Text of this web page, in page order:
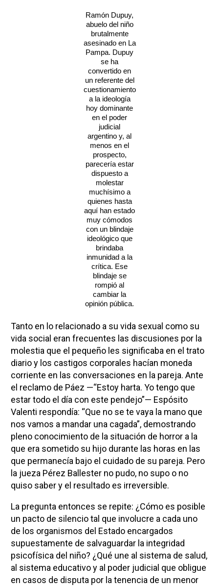
Ramón Dupuy,
abuelo del niño
brutalmente
asesinado en La
Pampa. Dupuy
se ha
convertido en
un referente del
cuestionamiento
a la ideología
hoy dominante
en el poder
judicial
argentino y, al
menos en el
prospecto,
parecería estar
dispuesto a
molestar
muchísimo a
quienes hasta
aquí han estado
muy cómodos
con un blindaje
ideológico que
brindaba
inmunidad a la
crítica. Ese
blindaje se
rompió al
cambiar la
opinión pública.
Tanto en lo relacionado a su vida sexual como su
vida social eran frecuentes las discusiones por la
molestia que el pequeño les significaba en el trato
diario y los castigos corporales hacían moneda
corriente en las conversaciones en la pareja. Ante
el reclamo de Páez —“Estoy harta. Yo tengo que
estar todo el día con este pendejo”— Espósito
Valenti respondía: “Que no se te vaya la mano que
nos vamos a mandar una cagada”, demostrando
pleno conocimiento de la situación de horror a la
que era sometido su hijo durante las horas en las
que permanecía bajo el cuidado de su pareja. Pero
la jueza Pérez Ballester no pudo, no supo o no
quiso saber y el resultado es irreversible.
La pregunta entonces se repite: ¿Cómo es posible
un pacto de silencio tal que involucre a cada uno
de los organismos del Estado encargados
supuestamente de salvaguardar la integridad
psicofísica del niño? ¿Qué une al sistema de salud,
al sistema educativo y al poder judicial que obligue
en casos de disputa por la tenencia de un menor